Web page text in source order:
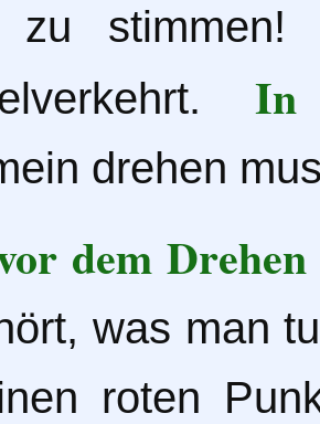
zu
In
drehen
dem Drehen
was man
roten